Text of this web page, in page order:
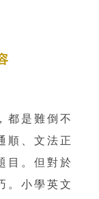
都是難倒不
順、文法正
目。但對於
。小學英文